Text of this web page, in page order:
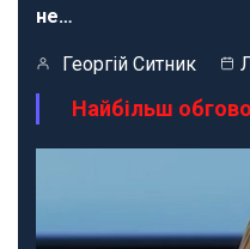
не…
Георгій Ситник
Найбільш